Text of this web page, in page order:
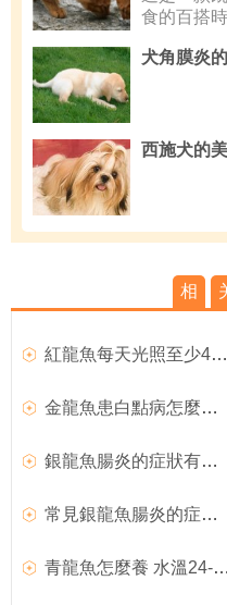
食的百搭
犬角膜炎
西施犬的
相
紅龍魚每天光照至少4小時,龍魚過水
金龍魚患白點病怎麼辦,金龍魚的品質分類
銀龍魚腸炎的症狀有哪些?四大症狀解析
常見銀龍魚腸炎的症狀及治療方法
青龍魚怎麼養 水溫24-28攝氏度都可以